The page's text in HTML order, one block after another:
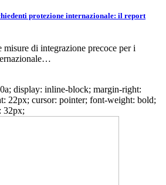
protezione internazionale: il report
di integrazione precoce per i
display: inline-block; margin-right:
22px; cursor: pointer; font-weight: bold;
32px;